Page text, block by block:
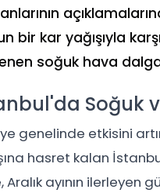
bir kar yağışıyla
soğuk hava
Soğuk
genelinde etkisini
hasret kalan
Aralık ayının ilerleyen